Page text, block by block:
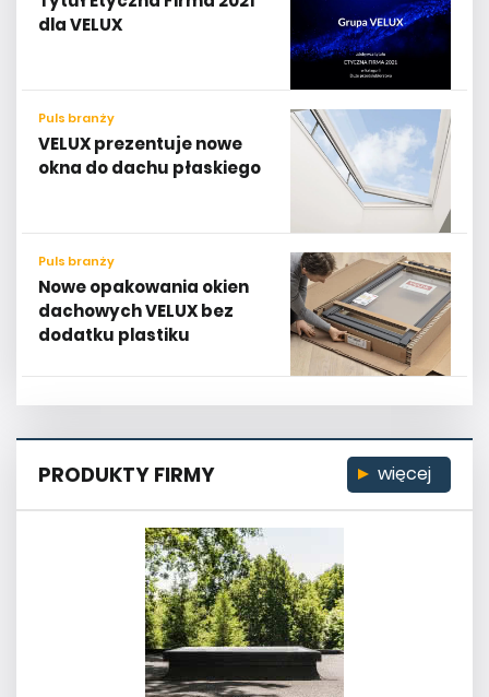
Puls branży
VELUX prezentuje nowe
okna do dachu płaskiego
Puls branży
Nowe opakowania okien
dachowych VELUX bez
dodatku plastiku
PRODUKTY FIRMY więcej